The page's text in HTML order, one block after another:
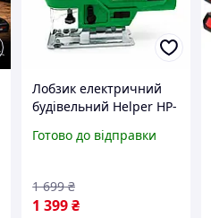
Лобзик електричний
будівельний Helper HP-
електричний лобзик по
для майстерні
Готово до відправки
1 399₴
1 699 ₴